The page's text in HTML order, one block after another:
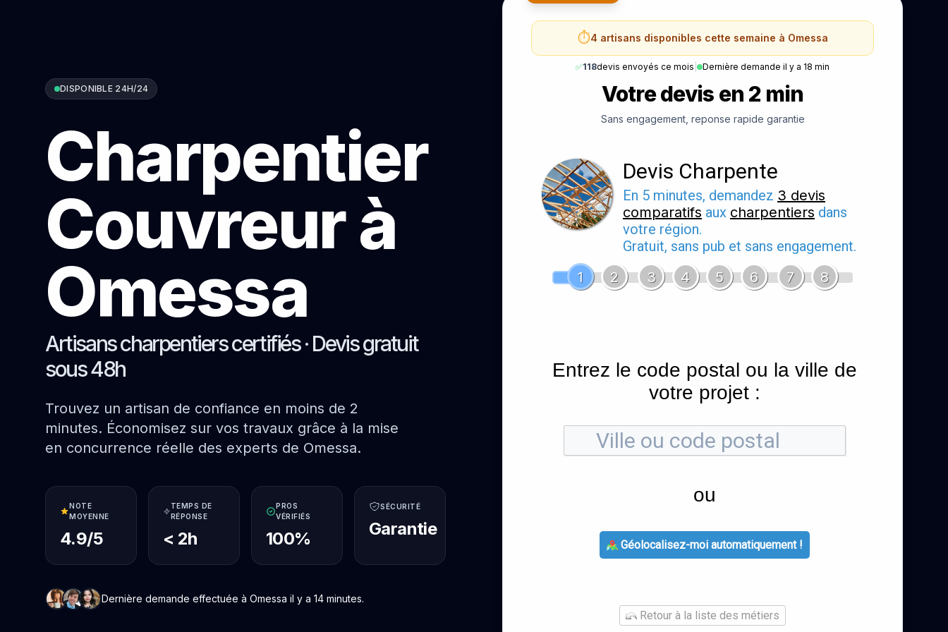
DISPONIBLE 24H/24
Charpentier
Couvreur à
Omessa
Artisans charpentiers certifiés · Devis gratuit
sous 48h
Trouvez un artisan de confiance en moins de 2
minutes. Économisez sur vos travaux grâce à la mise
en concurrence réelle des experts de Omessa.
NOTE
MOYENNE
4.9/5
TEMPS DE
RÉPONSE
< 2h
PROS
VÉRIFIÉS
100%
SÉCURITÉ
Garantie
Dernière demande effectuée à Omessa il y a 14 minutes.
⏱️4 artisans disponibles cette semaine à Omessa
✅118devis envoyés ce mois Dernière demande il y a 18 min
Votre devis en 2 min
Sans engagement, reponse rapide garantie
Devis Charpente
En 5 minutes, demandez 3 devis
comparatifs aux charpentiers dans
votre région.
Gratuit, sans pub et sans engagement.
1
2 3 4 5 6 7 8
Entrez le code postal ou la ville de
votre projet :
ou
Géolocalisez-moi automatiquement !
Retour à la liste des métiers